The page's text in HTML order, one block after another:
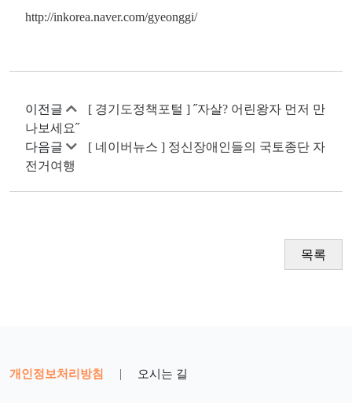
http://inkorea.naver.com/gyeonggi/
이전글
[ 경기도정책포털 ] ˝자살? 어린왕자 먼저 만
나보세요˝
다음글
[ 네이버뉴스 ] 정신장애인들의 국토종단 자
전거여행
목록
개인정보처리방침 | 오시는 길